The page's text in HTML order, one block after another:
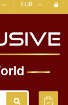
EUR